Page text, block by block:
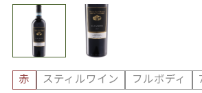
赤 スティルワイン フルボディ